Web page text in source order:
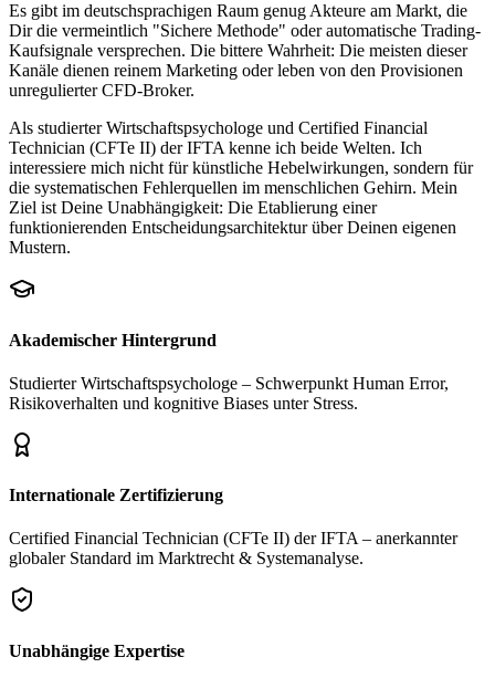
Es gibt im deutschsprachigen Raum genug Akteure am Markt, die
Dir die vermeintlich "Sichere Methode" oder automatische Trading-
Kaufsignale versprechen. Die bittere Wahrheit: Die meisten dieser
Kanäle dienen reinem Marketing oder leben von den Provisionen
unregulierter CFD-Broker.
Als studierter Wirtschaftspsychologe und Certified Financial
Technician (CFTe II) der IFTA kenne ich beide Welten. Ich
interessiere mich nicht für künstliche Hebelwirkungen, sondern für
die systematischen Fehlerquellen im menschlichen Gehirn. Mein
Ziel ist Deine Unabhängigkeit: Die Etablierung einer
funktionierenden Entscheidungsarchitektur über Deinen eigenen
Mustern.
Akademischer Hintergrund
Studierter Wirtschaftspsychologe – Schwerpunkt Human Error,
Risikoverhalten und kognitive Biases unter Stress.
Internationale Zertifizierung
Certified Financial Technician (CFTe II) der IFTA – anerkannter
globaler Standard im Marktrecht & Systemanalyse.
Unabhängige Expertise